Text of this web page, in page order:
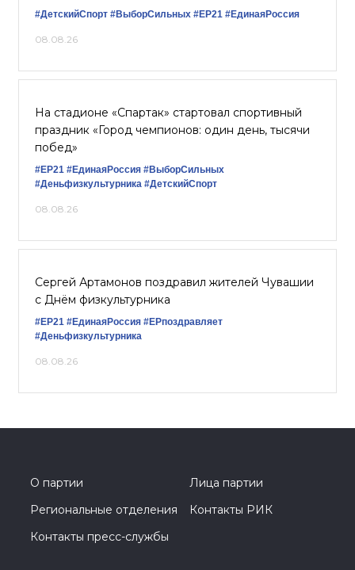
#ДетскийСпорт #ВыборСильных #ЕР21 #ЕдинаяРоссия
08.08.26
На стадионе «Спартак» стартовал спортивный
праздник «Город чемпионов: один день, тысячи
побед»
#ЕР21 #ЕдинаяРоссия #ВыборСильных
#Деньфизкультурника #ДетскийСпорт
08.08.26
Сергей Артамонов поздравил жителей Чувашии
с Днём физкультурника
#ЕР21 #ЕдинаяРоссия #ЕРпоздравляет
#Деньфизкультурника
08.08.26
О партии
Лица партии
Региональные отделения
Контакты РИК
Контакты пресс-службы